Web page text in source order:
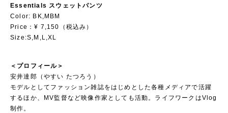
Essentials スウェットパンツ
Color: BK,MBM
Price：¥ 7,150（税込み）
Size:S,M,L,XL
＜プロフィール＞
安井達郎（やすい たつろう）
モデルとしてファッション雑誌をはじめとした各種メディアで活躍
するほか、MV監督など映像作家としても活動。ライフワークはVlog
制作。